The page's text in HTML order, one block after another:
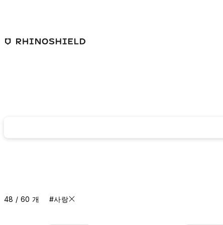
48 / 60 개 #사랑